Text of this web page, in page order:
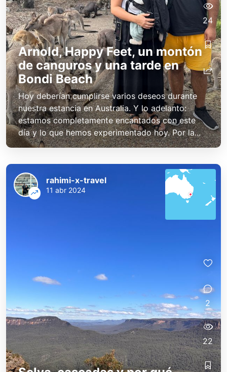
rahimi-x-travel
rahimi-x-travel
Arnold, Happy Feet, un montón
de canguros y una tarde en
Bondi Beach
Hoy deberían cumplirse varios deseos durante
nuestra estancia en Australia. Y lo adelanto:
estamos completamente encantados con este
día y lo que hemos experimentado hoy. Por la...
24
rahimi-x-travel
11 abr 2024
2
22